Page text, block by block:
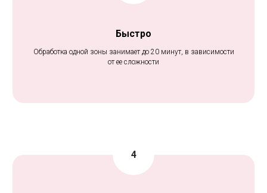
Быстро
Обработка одной зоны занимает до 20 минут, в зависимости
от ее сложности